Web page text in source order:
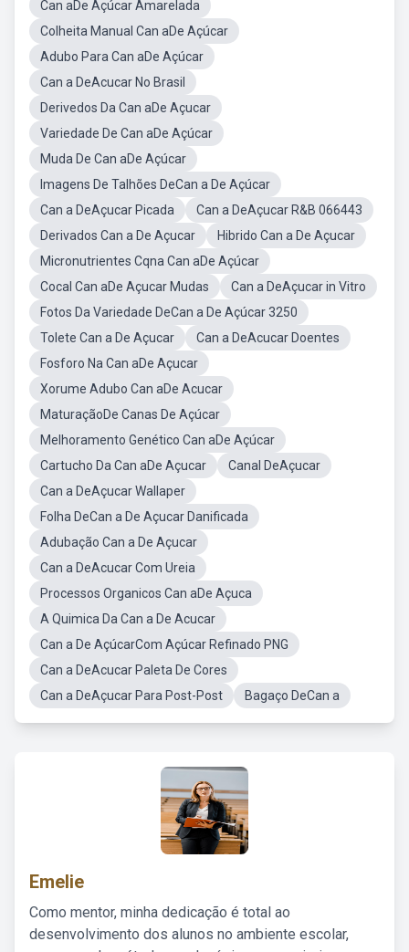
Can aDe Açúcar Amarelada
Colheita Manual Can aDe Açúcar
Adubo Para Can aDe Açúcar
Can a DeAcucar No Brasil
Derivedos Da Can aDe Açucar
Variedade De Can aDe Açúcar
Muda De Can aDe Açúcar
Imagens De Talhões DeCan a De Açúcar
Can a DeAçucar Picada
Can a DeAçucar R&B 066443
Derivados Can a De Açucar
Hibrido Can a De Açucar
Micronutrientes Cqna Can aDe Açúcar
Cocal Can aDe Açucar Mudas
Can a DeAçucar in Vitro
Fotos Da Variedade DeCan a De Açúcar 3250
Tolete Can a De Açucar
Can a DeAcucar Doentes
Fosforo Na Can aDe Açucar
Xorume Adubo Can aDe Acucar
MaturaçãoDe Canas De Açúcar
Melhoramento Genético Can aDe Açúcar
Cartucho Da Can aDe Açucar
Canal DeAçucar
Can a DeAçucar Wallaper
Folha DeCan a De Açucar Danificada
Adubação Can a De Açucar
Can a DeAcucar Com Ureia
Processos Organicos Can aDe Açuca
A Quimica Da Can a De Acucar
Can a De AçúcarCom Açúcar Refinado PNG
Can a DeAcucar Paleta De Cores
Can a DeAçucar Para Post-Post
Bagaço DeCan a
Emelie
Como mentor, minha dedicação é total ao
desenvolvimento dos alunos no ambiente escolar,